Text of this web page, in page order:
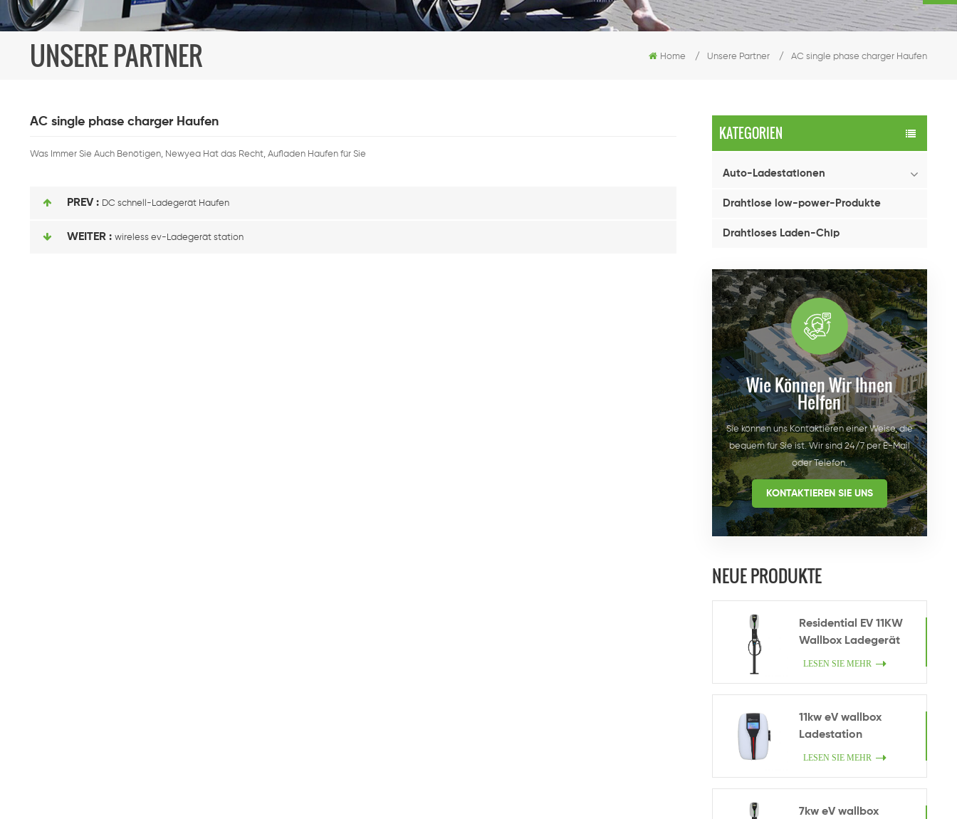
UNSERE PARTNER Home / Unsere Partner / AC single phase charger Haufen
KATEGORIEN
Auto-Ladestationen
Drahtlose low-power-Produkte
Drahtloses Laden-Chip
Wie Können Wir Ihnen
Helfen
Sie können uns Kontaktieren einer Weise, die
bequem für Sie ist. Wir sind 24/7 per E-Mail
oder Telefon.
KONTAKTIEREN SIE UNS
NEUE PRODUKTE
Residential EV 11KW
Wallbox Ladegerät
LESEN SIE MEHR
11kw eV wallbox
Ladestation
LESEN SIE MEHR
7kw eV wallbox
AC single phase charger Haufen
Was Immer Sie Auch Benötigen, Newyea Hat das Recht, Aufladen Haufen für Sie
PREV : DC schnell-Ladegerät Haufen
WEITER : wireless ev-Ladegerät station